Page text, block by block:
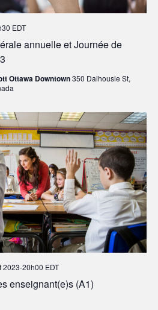
annuelle et Journée de
EDT
Ottawa Downtown350 Dalhousie St,
enseignant(e)s (A1)
2023-20h00 EDT